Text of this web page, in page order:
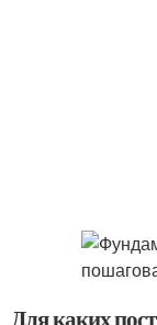
Для каких